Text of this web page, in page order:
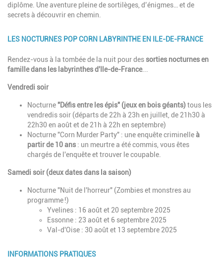
diplôme. Une aventure pleine de sortilèges, d’énigmes… et de
secrets à découvrir en chemin.
LES NOCTURNES POP CORN LABYRINTHE EN ILE-DE-FRANCE
Description
Rendez-vous à la tombée de la nuit pour dessorties nocturnes en
famille dans les labyrinthes d'Ile-de-France...
Vendredi soir
Nocturne "Défis entre les épis" (jeux en bois géants)tous les
vendredis soir (départs de 22h à 23h en juillet, de 21h30 à
22h30 en août et de 21h à 22h en septembre)
Nocturne "Corn Murder Party" : uneenquête criminelleà
partir de 10 ans : un meurtre a été commis, vous êtes
chargés de l'enquête et trouver le coupable.
Samedi soir (deux dates dans la saison)
Nocturne "Nuit de l'horreur" (Zombies et monstres au
programme !)
Yvelines : 16 août et 20 septembre 2025
Essonne : 23 août et 6 septembre 2025
Val-d'Oise : 30 août et 13 septembre 2025
INFORMATIONS PRATIQUES